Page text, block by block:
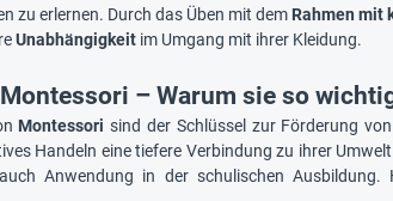
zu erlernen. Durch das Üben mit dem Rahmen mit
Unabhängigkeit im Umgang mit ihrer Kleidung.
– Warum sie so
Montessori sind der Schlüssel zur Förderung von
Handeln eine tiefere Verbindung zu ihrer
Anwendung in der schulischen